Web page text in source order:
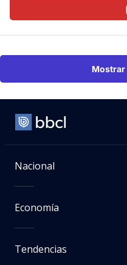
Mostrar
Nacional
Economía
Tendencias